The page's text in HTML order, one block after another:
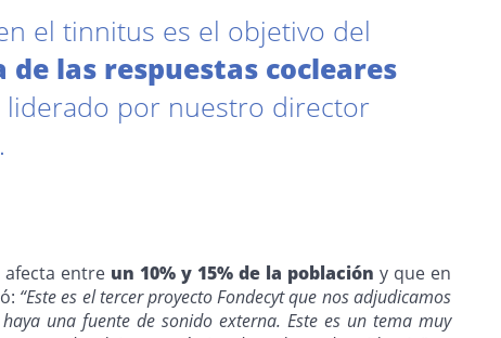
el tinnitus es el objetivo del
las respuestas cocleares
liderado por nuestro director
.
entre un 10% y 15% de la población y que en
“Este es el tercer proyecto Fondecyt que nos adjudicamos
una fuente de sonido externa. Este es un tema muy